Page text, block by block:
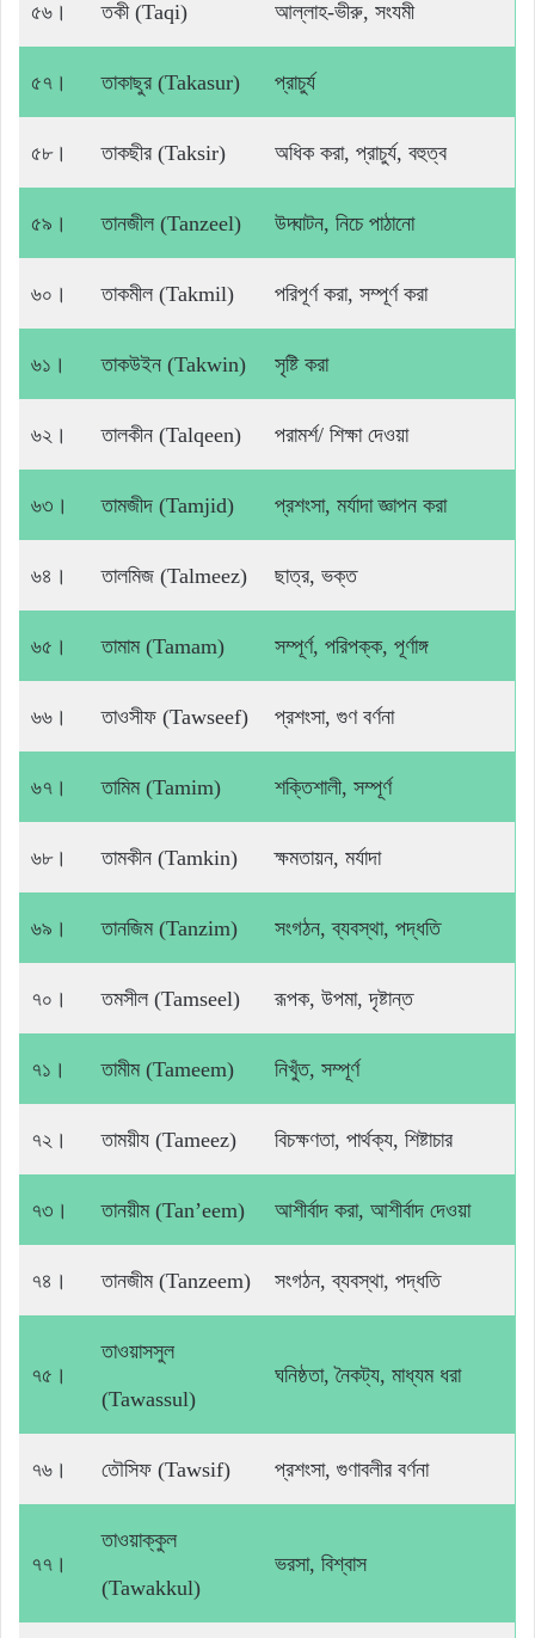
৫৬। তকী (Taqi) আল্লাহ-ভীরু, সংযমী
৫৭। তাকাছুর (Takasur) প্রাচুর্য
৫৮। তাকছীর (Taksir) অধিক করা, প্রাচুর্য, বহুত্ব
৫৯। তানজীল (Tanzeel) উদ্ঘাটন, নিচে পাঠানো
৬০। তাকমীল (Takmil) পরিপূর্ণ করা, সম্পূর্ণ করা
৬১। তাকউইন (Takwin) সৃষ্টি করা
৬২। তালকীন (Talqeen) পরামর্শ/ শিক্ষা দেওয়া
৬৩। তামজীদ (Tamjid) প্রশংসা, মর্যাদা জ্ঞাপন করা
৬৪। তালমিজ (Talmeez) ছাত্র, ভক্ত
৬৫। তামাম (Tamam) সম্পূর্ণ, পরিপক্ক, পূর্ণাঙ্গ
৬৬। তাওসীফ (Tawseef) প্রশংসা, গুণ বর্ণনা
৬৭। তামিম (Tamim) শক্তিশালী, সম্পূর্ণ
৬৮। তামকীন (Tamkin) ক্ষমতায়ন, মর্যাদা
৬৯। তানজিম (Tanzim) সংগঠন, ব্যবস্থা, পদ্ধতি
৭০। তমসীল (Tamseel) রূপক, উপমা, দৃষ্টান্ত
৭১। তামীম (Tameem) নিখুঁত, সম্পূর্ণ
৭২। তাময়ীয (Tameez) বিচক্ষণতা, পার্থক্য, শিষ্টাচার
৭৩। তানয়ীম (Tan’eem) আশীর্বাদ করা, আশীর্বাদ দেওয়া
৭৪। তানজীম (Tanzeem) সংগঠন, ব্যবস্থা, পদ্ধতি
৭৫।
তাওয়াসসুল
(Tawassul)
ঘনিষ্ঠতা, নৈকট্য, মাধ্যম ধরা
৭৬। তৌসিফ (Tawsif) প্রশংসা, গুণাবলীর বর্ণনা
৭৭।
তাওয়াক্কুল
(Tawakkul)
ভরসা, বিশ্বাস